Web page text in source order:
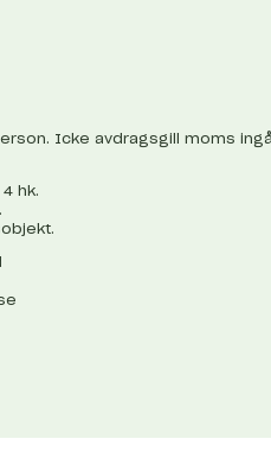
Icke avdragsgill moms
hk.